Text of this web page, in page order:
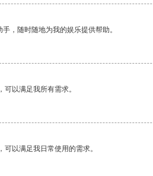
，随时随地为我的娱乐提供帮助。
以满足我所有需求。
以满足我日常使用的需求。